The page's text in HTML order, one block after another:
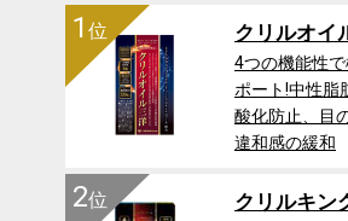
1 位 クリルオイ
4つの機能性
ポート!中性脂
酸化防止、目
違和感の緩和
2位 クリルキン